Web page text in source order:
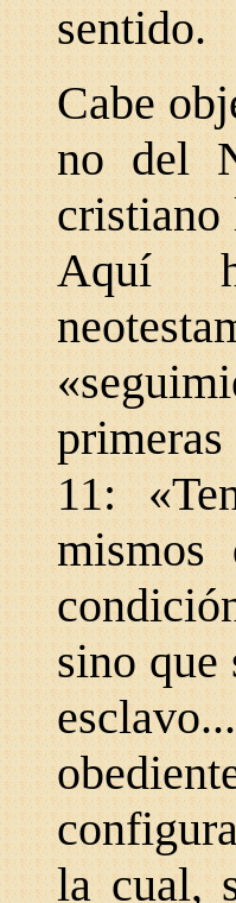
sentido.
Cabe
no del
cristiano
Aquí
11:
sino que
la cual,